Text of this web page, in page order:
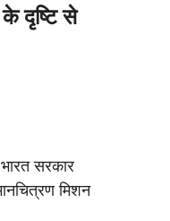
के दृष्टि से
सरकार
मिशन